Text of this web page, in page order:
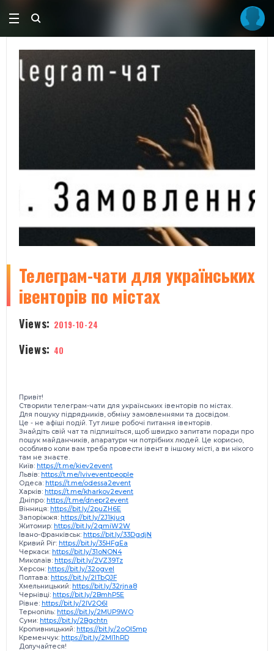
Телеграм-чати для українських
івенторів по містах
Views: 2019-10-24
Views: 40
Привіт!
Створили телеграм-чати для українських івенторів по містах.
Для пошуку підрядників, обміну замовленнями та досвідом.
Це - не афіші подій. Тут лише робочі питання івенторів.
Знайдіть свій чат та підпишіться, щоб швидко запитати поради про
пошук майданчиків, апаратури чи потрібних людей. Це корисно,
особливо коли вам треба провести івент в іншому місті, а ви нікого
там не знаєте.
Київ: https://t.me/kiev2event
Львів: https://t.me/lviveventpeople
Одеса: https://t.me/odessa2event
Харків: https://t.me/kharkov2event
Дніпро: https://t.me/dnepr2event
Вінниця: https://bit.ly/2puZH6E
Запоріжжя: https://bit.ly/2J1kjuq
Житомир: https://bit.ly/2qmiW2W
Івано-Франківськ: https://bit.ly/33DgdjN
Кривий Ріг: https://bit.ly/35HFgEa
Черкаси: https://bit.ly/31oNON4
Миколаїв: https://bit.ly/2VZ39Tz
Херсон: https://bit.ly/32ogvel
Полтава: https://bit.ly/2ITbQJF
Хмельницький: https://bit.ly/32rjna8
Чернівці: https://bit.ly/2BmhP5E
Рівне: https://bit.ly/2IV2Q6I
Тернопіль: https://bit.ly/2MUP9WO
Суми: https://bit.ly/2Bgchtn
Кропивницький: https://bit.ly/2oOI5mp
Кременчук: https://bit.ly/2Ml1hRD
Долучайтеся!